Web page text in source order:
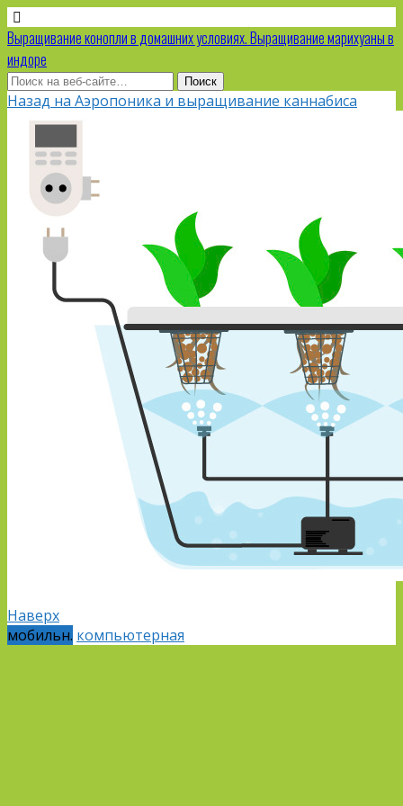
Выращивание конопли в домашних условиях. Выращивание марихуаны в
индоре
Назад на Аэропоника и выращивание каннабиса
Наверх
мобильн. компьютерная